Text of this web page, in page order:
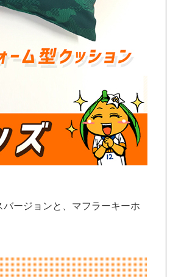
ージョンと、マフラーキーホ